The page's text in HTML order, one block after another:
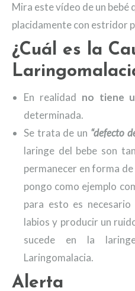
Mira este vídeo de un bebé
placidamente con estridor
¿Cuál es la
En realidad no tiene
determinada.
Se trata de un “defecto
laringe del bebe son
permanecer en forma
pongo como ejemplo
para esto es
labios y producir un
sucede en la
Laringomalacia.
Alerta